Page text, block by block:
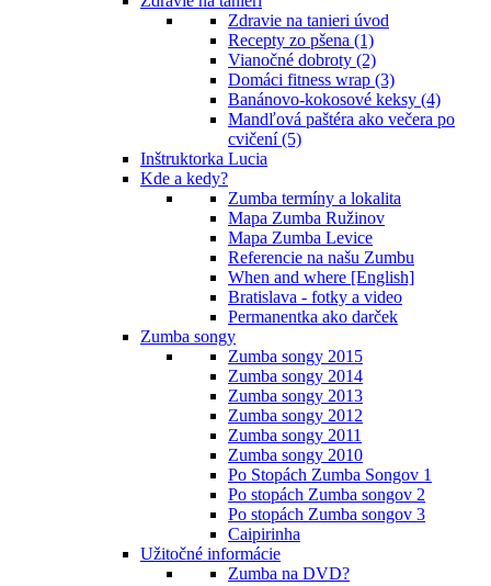
Zdravie na tanieri úvod
Recepty zo pšena (1)
Vianočné dobroty (2)
Domáci fitness wrap (3)
Banánovo-kokosové keksy (4)
Mandľová paštéra ako večera po
cvičení (5)
Inštruktorka Lucia
Kde a kedy?
Zumba termíny a lokalita
Mapa Zumba Ružinov
Mapa Zumba Levice
Referencie na našu Zumbu
When and where [English]
Bratislava - fotky a video
Permanentka ako darček
Zumba songy
Zumba songy 2015
Zumba songy 2014
Zumba songy 2013
Zumba songy 2012
Zumba songy 2011
Zumba songy 2010
Po Stopách Zumba Songov 1
Po stopách Zumba songov 2
Po stopách Zumba songov 3
Caipirinha
Užitočné informácie
Zumba na DVD?